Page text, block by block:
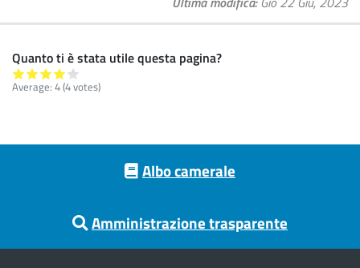
Quanto ti è stata utile questa pagina?
Average: 4(4votes)
Albo camerale
Amministrazione trasparente